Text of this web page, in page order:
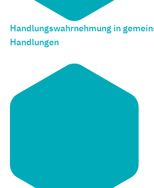
Handlungswahrnehmung in
Handlungen